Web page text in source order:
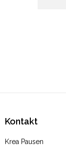
Kontakt
Krea Pausen